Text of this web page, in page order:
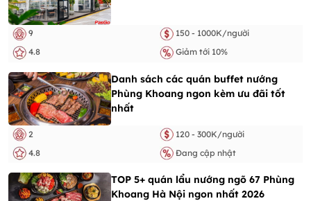
9
150 - 1000K/người
4.8
Giảm tới 10%
Danh sách các quán buffet nướng
Phùng Khoang ngon kèm ưu đãi tốt
nhất
2
120 - 300K/người
4.8
Đang cập nhật
TOP 5+ quán lẩu nướng ngõ 67 Phùng
Khoang Hà Nội ngon nhất 2026